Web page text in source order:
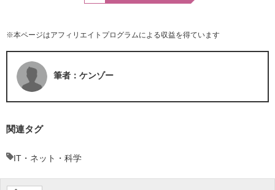
※本ページはアフィリエイトプログラムによる収益を得ています
筆者：ケンゾー
関連タグ
IT・ネット・科学